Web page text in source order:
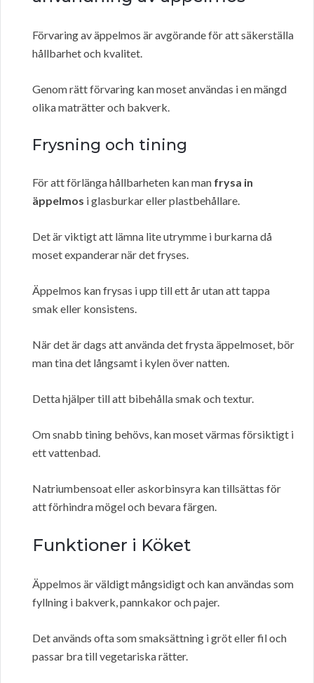
Förvaring av äppelmos är avgörande för att säkerställa
hållbarhet och kvalitet.
Genom rätt förvaring kan moset användas i en mängd
olika maträtter och bakverk.
Frysning och tining
För att förlänga hållbarheten kan man frysa in
äppelmos i glasburkar eller plastbehållare.
Det är viktigt att lämna lite utrymme i burkarna då
moset expanderar när det fryses.
Äppelmos kan frysas i upp till ett år utan att tappa
smak eller konsistens.
När det är dags att använda det frysta äppelmoset, bör
man tina det långsamt i kylen över natten.
Detta hjälper till att bibehålla smak och textur.
Om snabb tining behövs, kan moset värmas försiktigt i
ett vattenbad.
Natriumbensoat eller askorbinsyra kan tillsättas för
att förhindra mögel och bevara färgen.
Funktioner i Köket
Äppelmos är väldigt mångsidigt och kan användas som
fyllning i bakverk, pannkakor och pajer.
Det används ofta som smaksättning i gröt eller fil och
passar bra till vegetariska rätter.